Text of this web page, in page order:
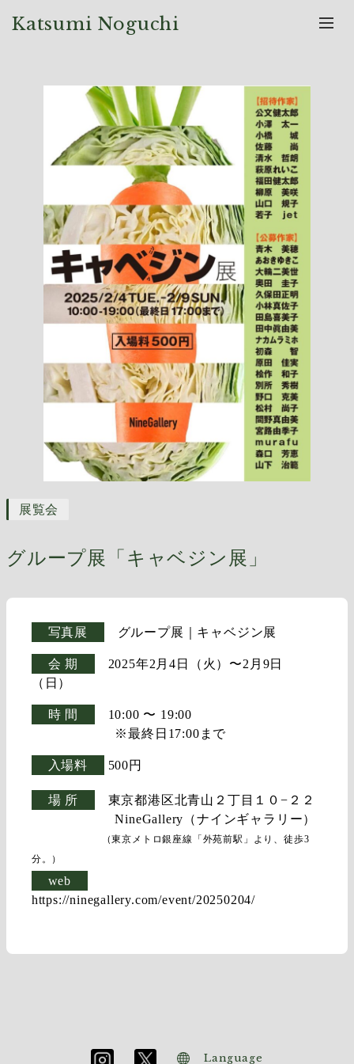
Katsumi Noguchi
展覧会
グループ展「キャベジン展」
写真展 グループ展｜キャベジン展
会 期
2025年2月4日（火）〜2月9日
（日）
時 間
10:00 〜 19:00
※最終日17:00まで
入場料 500円
場 所
東京都港区北青山２丁目１０−２２
NineGallery（ナインギャラリー）
（東京メトロ銀座線「外苑前駅」より、徒歩3
分。）
web
https://ninegallery.com/event/20250204/
Language